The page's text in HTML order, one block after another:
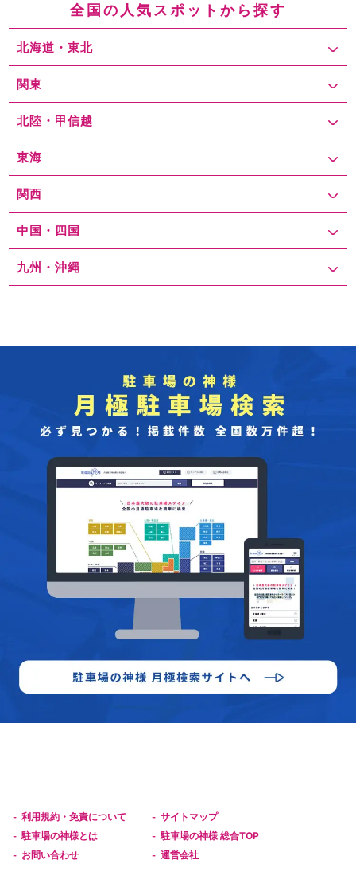
全国の人気スポットから探す
北海道・東北
関東
北陸・甲信越
東海
関西
中国・四国
九州・沖縄
- 利用規約・免責について - サイトマップ
- 駐車場の神様とは - 駐車場の神様 総合TOP
- お問い合わせ - 運営会社